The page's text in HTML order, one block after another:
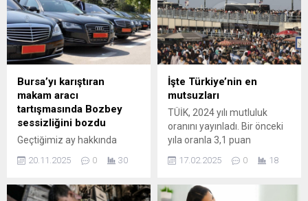
Bursa’yı karıştıran
makam aracı
tartışmasında Bozbey
sessizliğini bozdu
Geçtiğimiz ay hakkında
dolaşan CHP'li Bursa
Başkanı Mustafa Bozbey,
20.11.2025 0 30
İşte Türkiye’nin en
mutsuzları
TÜİK, 2024 yılı mutluluk
oranını yayınladı. Bir önceki
yıla oranla 3,1 puan
olarak açıkladı.
17.02.2025 0 18